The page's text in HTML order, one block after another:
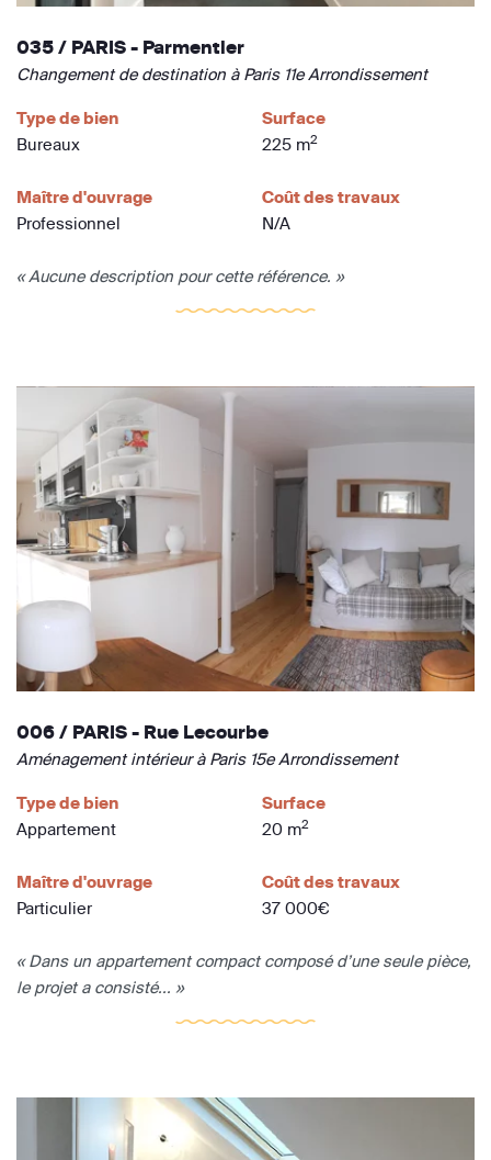
035 / PARIS - Parmentier
Changement de destination à Paris 11e Arrondissement
Type de bien
Bureaux
Surface
225 m2
Maître d'ouvrage
Professionnel
Coût des travaux
N/A
« Aucune description pour cette référence. »
006 / PARIS - Rue Lecourbe
Aménagement intérieur à Paris 15e Arrondissement
Type de bien
Appartement
Surface
20 m2
Maître d'ouvrage
Particulier
Coût des travaux
37 000€
« Dans un appartement compact composé d’une seule pièce,
le projet a consisté... »